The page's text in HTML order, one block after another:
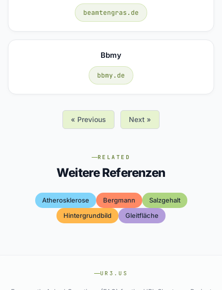
beamtengras.de
Bbmy
bbmy.de
« Previous Next »
RELATED
Weitere Referenzen
Atherosklerose Bergmann
Salzgehalt
Hintergrundbild
Gleitfläche
UR3.US